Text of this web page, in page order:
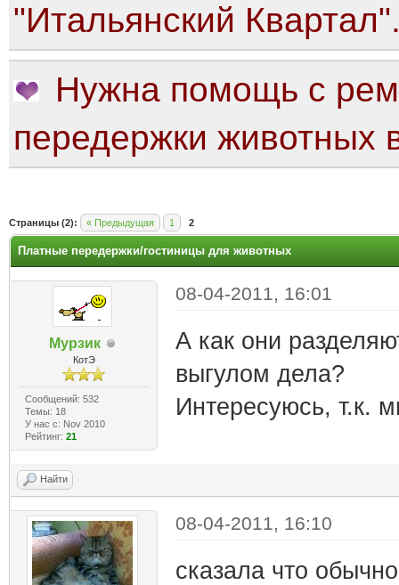
"Итальянский
Нужна помощь с
передержки животных
Страницы (2): « Предыдущая 1 2
оценка: 0
Платные передержки/гостиницы для животных
Мурзик
КотЭ
Сообщений: 532
Темы: 18
У нас с: Nov 2010
Рейтинг: 21
08-04-2011, 16:01
А как они
выгулом дела?
Интересуюсь, т.к.
Найти
08-04-2011, 16:10
сказала что